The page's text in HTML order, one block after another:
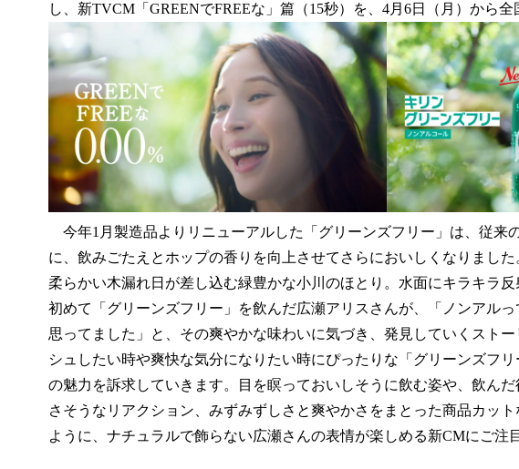
し、新TVCM「GREENでFREEな」篇（15秒）を、4月6日（月）から全
今年1月製造品よりリニューアルした「グリーンズフリー」は、従来
に、飲みごたえとホップの香りを向上させてさらにおいしくなりまし
柔らかい木漏れ日が差し込む緑豊かな小川のほとり。水面にキラキラ反
初めて「グリーンズフリー」を飲んだ広瀬アリスさんが、「ノンアル
思ってました」と、その爽やかな味わいに気づき、発見していくスト
シュしたい時や爽快な気分になりたい時にぴったりな「グリーンズフリ
の魅力を訴求していきます。目を瞑っておいしそうに飲む姿や、飲ん
さそうなリアクション、みずみずしさと爽やかさをまとった商品カッ
ように、ナチュラルで飾らない広瀬さんの表情が楽しめる新CMにご注